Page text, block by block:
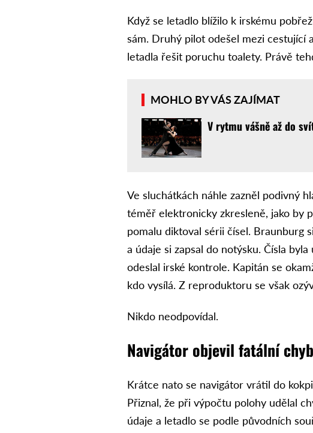
Když se letadlo blížilo k irskému
sám. Druhý pilot odešel mezi cestující
letadla řešit poruchu toalety. Právě
MOHLO BY VÁS ZAJÍMAT
V rytmu vášně až do
Ve sluchátkách náhle zazněl podivný
téměř elektronicky zkresleně, jako by
pomalu diktoval sérii čísel. Braunburg
a údaje si zapsal do notýsku. Čísla
odeslal irské kontrole. Kapitán se
kdo vysílá. Z reproduktoru se však
Nikdo neodpovídal.
Navigátor objevil fatální
Krátce nato se navigátor vrátil do
Přiznal, že při výpočtu polohy udělal
údaje a letadlo se podle původních